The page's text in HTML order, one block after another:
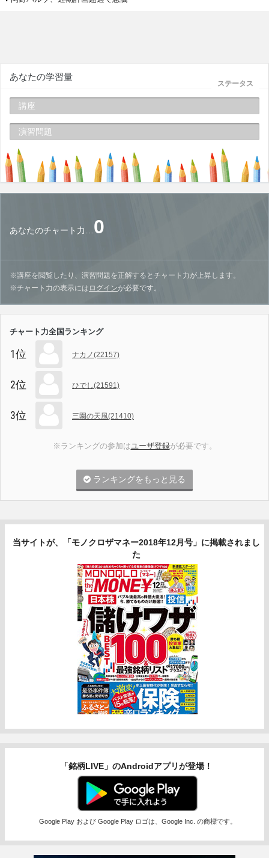
ステータス
あなたの学習量
講座
演習問題
あなたのチャート力… 0
※講座を閲覧したり、演習問題を正解するとチャート力が上昇します。
※チャート力の表示には ログインが必要です。
チャート力全国ランキング
1位 ナカノ(22157)
2位 ひでし(21591)
3位 三園の天風(21410)
※ランキングの参加はユーザ登録が必要です。
ランキングをもっと見る
当サイトが、「モノクロザマネー2018年12月号」に掲載されまし
た
「銘柄LIVE」のAndroidアプリが登場！
Google Play および Google Play ロゴは、Google Inc. の商標です。